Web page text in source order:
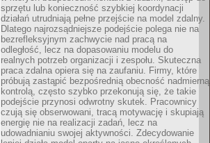
sprzętu lub konieczność szybkiej koordynacji
działań utrudniają pełne przejście na model zdalny.
Dlatego najrozsądniejsze podejście polega nie na
bezrefleksyjnym zachwycie nad pracą na
odległość, lecz na dopasowaniu modelu do
realnych potrzeb organizacji i zespołu. Skuteczna
praca zdalna opiera się na zaufaniu. Firmy, które
próbują zastąpić bezpośrednią obecność nadmierną
kontrolą, często szybko przekonują się, że takie
podejście przynosi odwrotny skutek. Pracownicy
czują się obserwowani, tracą motywację i skupiają
energię nie na realizacji zadań, lecz na
udowadnianiu swojej aktywności. Zdecydowanie